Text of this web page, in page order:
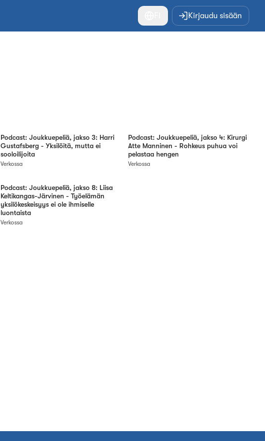
Kirjaudu sisään
Podcast: Joukkuepeliä, jakso 3: Harri
Gustafsberg - Yksilöitä, mutta ei
sooloilijoita
Verkossa
Podcast: Joukkuepeliä, jakso 4: Kirurgi
Atte Manninen - Rohkeus puhua voi
pelastaa hengen
Verkossa
Podcast: Joukkuepeliä, jakso 8: Liisa
Keltikangas-Järvinen - Työelämän
yksilökeskeisyys ei ole ihmiselle
luontaista
Verkossa